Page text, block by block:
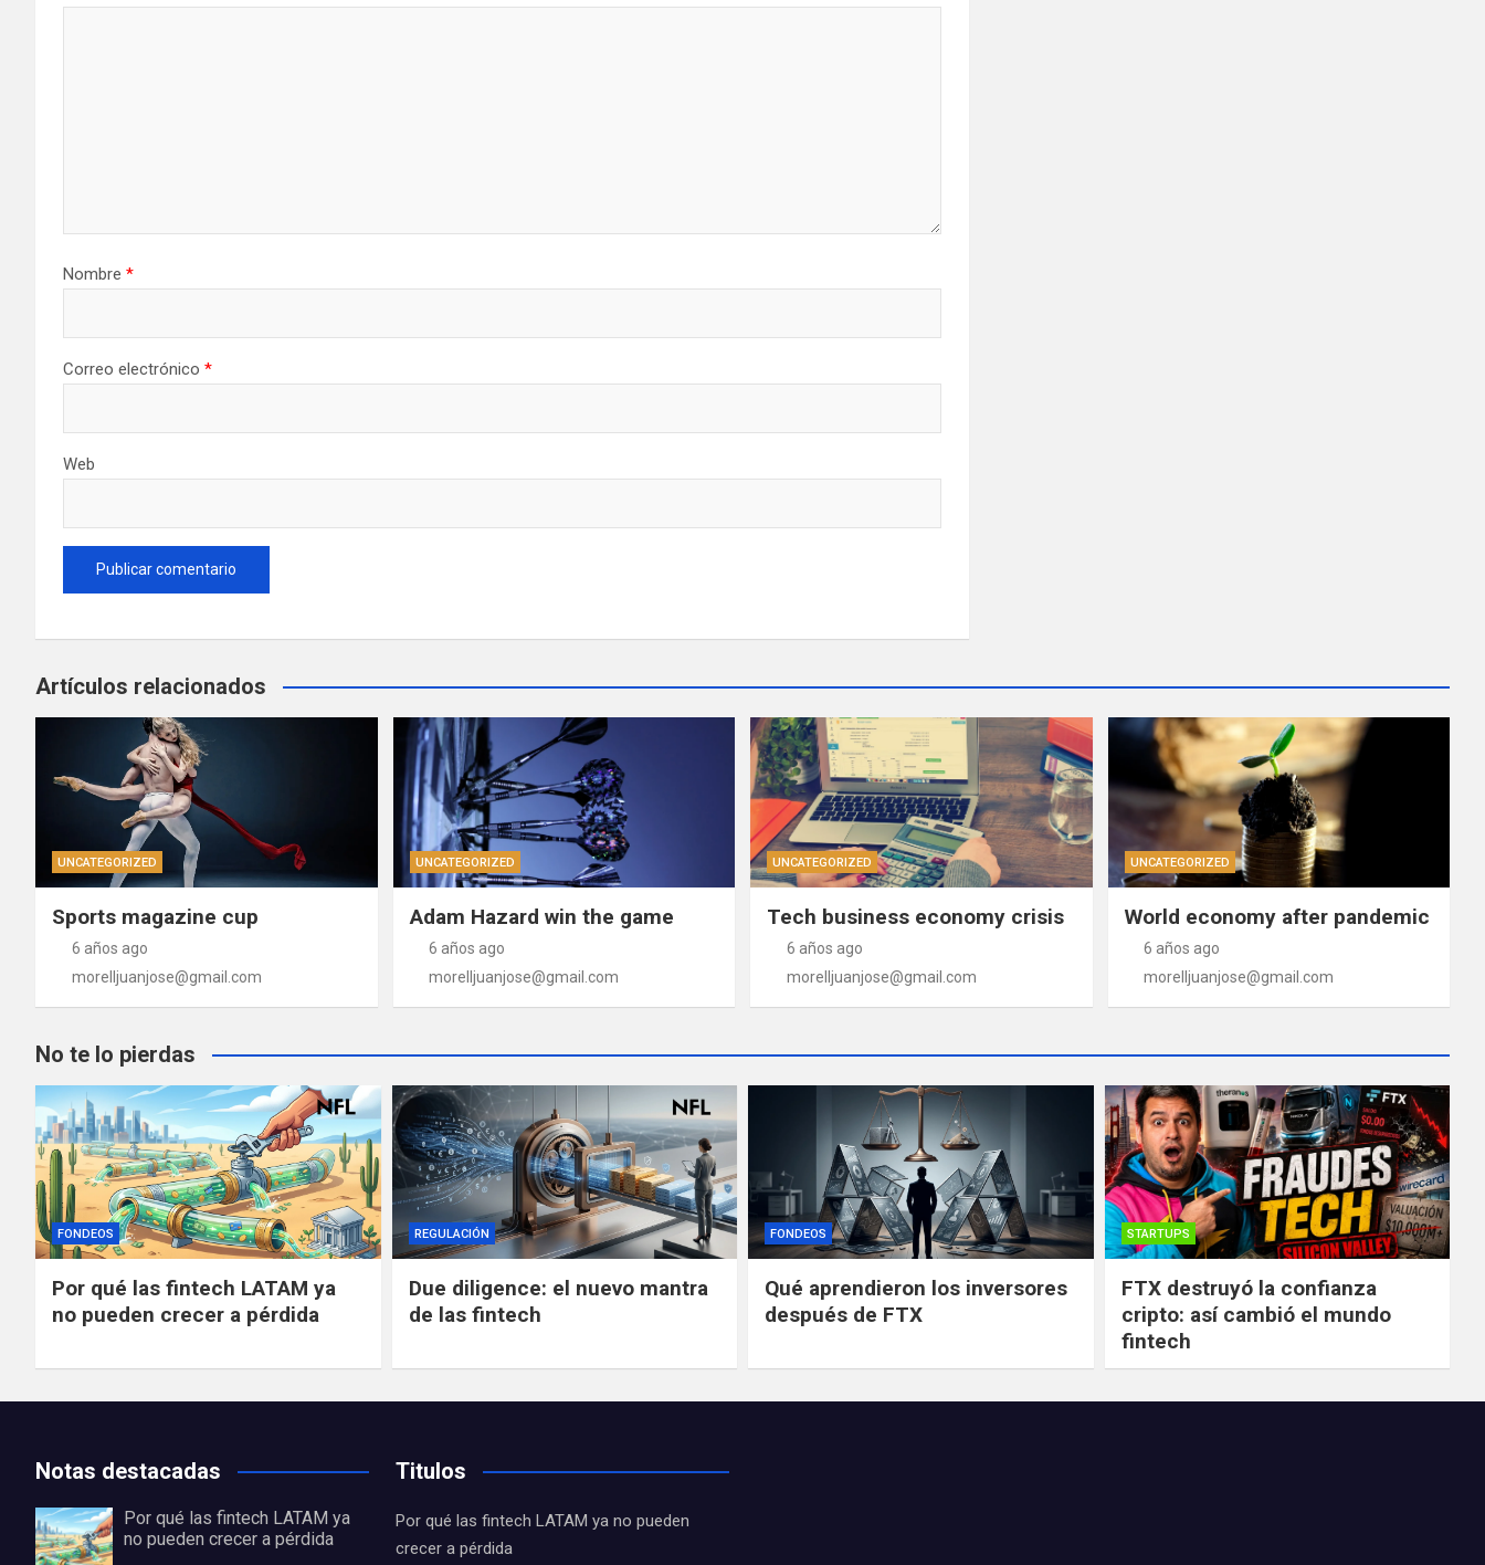
Nombre *
Correo electrónico *
Web
Artículos relacionados
UNCATEGORIZED
Sports magazine cup
6 años ago
morelljuanjose@gmail.com
UNCATEGORIZED
Adam Hazard win the game
6 años ago
morelljuanjose@gmail.com
UNCATEGORIZED
Tech business economy crisis
6 años ago
morelljuanjose@gmail.com
UNCATEGORIZED
World economy after pandemic
6 años ago
morelljuanjose@gmail.com
No te lo pierdas
FONDEOS
Por qué las fintech LATAM ya
no pueden crecer a pérdida
REGULACIÓN
Due diligence: el nuevo mantra
de las fintech
FONDEOS
Qué aprendieron los inversores
después de FTX
STARTUPS
FTX destruyó la confianza
cripto: así cambió el mundo
fintech
Notas destacadas
Por qué las fintech LATAM ya
no pueden crecer a pérdida
Titulos
Por qué las fintech LATAM ya no pueden
crecer a pérdida